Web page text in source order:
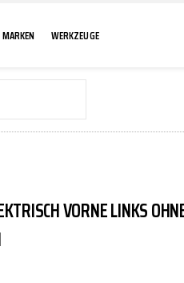
MARKEN WERKZEUGE
& WARTUNG
REINIGUNGS-/PFLEGEMITTEL
VORNE LINKS